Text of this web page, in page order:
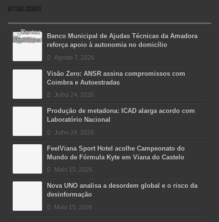
ATUALIDADE
Banco Municipal de Ajudas Técnicas da Amadora
reforça apoio à autonomia no domicílio
Agosto 7, 2026
Visão Zero: ANSR assina compromissos com
Coimbra e Autoestradas
Julho 24, 2026
Produção de metadona: ICAD alarga acordo com
Laboratório Nacional
Julho 24, 2026
FeelViana Sport Hotel acolhe Campeonato do
Mundo de Fórmula Kyte em Viana do Castelo
Maio 15, 2026
Nova UNO analisa a desordem global e o risco da
desinformação
Maio 15, 2026